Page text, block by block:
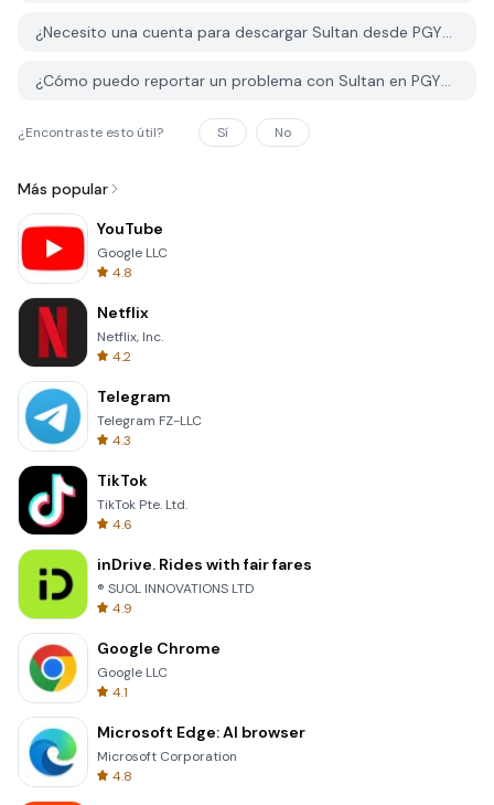
¿Necesito una cuenta para descargar Sultan desde PGYER APK HUB?
¿Cómo puedo reportar un problema con Sultan en PGYER APK HUB?
¿Encontraste esto útil? Sí No
Más popular
YouTube
Google LLC
4.8
Netflix
Netflix, Inc.
4.2
Telegram
Telegram FZ-LLC
4.3
TikTok
TikTok Pte. Ltd.
4.6
inDrive. Rides with fair fares
® SUOL INNOVATIONS LTD
4.9
Google Chrome
Google LLC
4.1
Microsoft Edge: AI browser
Microsoft Corporation
4.8